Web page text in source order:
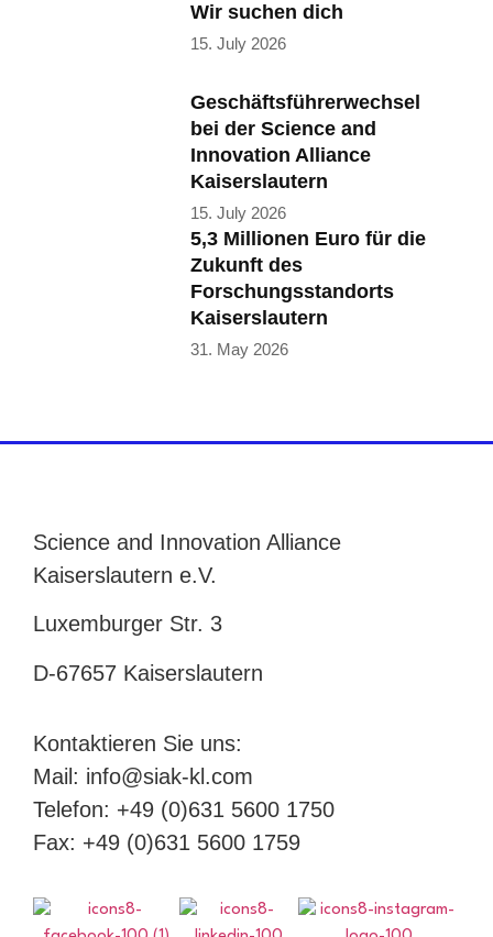
Wir suchen dich
15. July 2026
Geschäftsführerwechsel
bei der Science and
Innovation Alliance
Kaiserslautern
15. July 2026
5,3 Millionen Euro für die
Zukunft des
Forschungsstandorts
Kaiserslautern
31. May 2026
Science and Innovation Alliance
Kaiserslautern e.V.
Luxemburger Str. 3
D-67657 Kaiserslautern
Kontaktieren Sie uns:
Mail: info@siak-kl.com
Telefon: +49 (0)631 5600 1750
Fax: +49 (0)631 5600 1759